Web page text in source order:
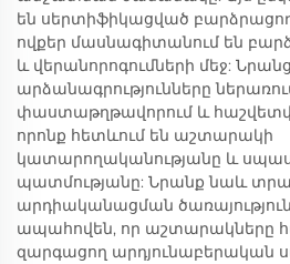
են սերտիֆիկացված
ովքեր մասնագիտանում են
և վերանորոգումների մեջ:
արձանագրությունները
փաստաթղթավորում և
որոնք հետևում են աշտարակի
կատարողականությանը և
պատմությանը: Նրանք նաև
արդիականացման
ապահովեն, որ
զարգացող արդյունաբերական